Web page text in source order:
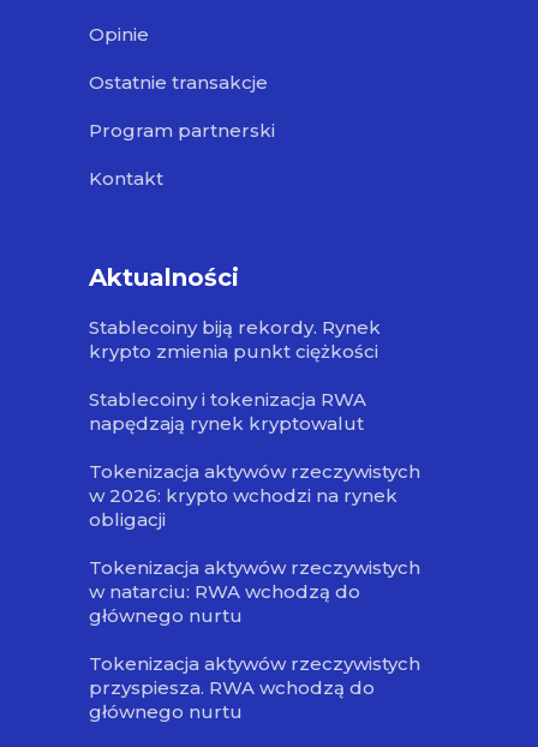
Opinie
Ostatnie transakcje
Program partnerski
Kontakt
Aktualności
Stablecoiny biją rekordy. Rynek
krypto zmienia punkt ciężkości
Stablecoiny i tokenizacja RWA
napędzają rynek kryptowalut
Tokenizacja aktywów rzeczywistych
w 2026: krypto wchodzi na rynek
obligacji
Tokenizacja aktywów rzeczywistych
w natarciu: RWA wchodzą do
głównego nurtu
Tokenizacja aktywów rzeczywistych
przyspiesza. RWA wchodzą do
głównego nurtu